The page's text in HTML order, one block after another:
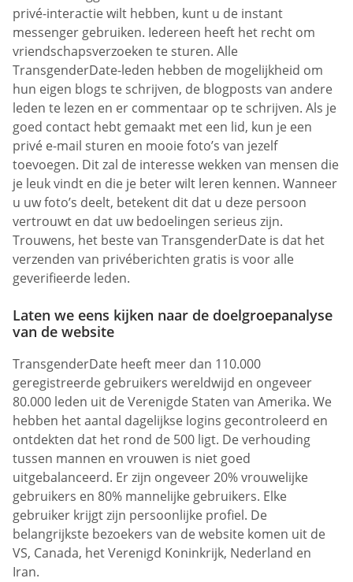
privé-interactie wilt hebben, kunt u de instant
messenger gebruiken. Iedereen heeft het recht om
vriendschapsverzoeken te sturen. Alle
TransgenderDate-leden hebben de mogelijkheid om
hun eigen blogs te schrijven, de blogposts van andere
leden te lezen en er commentaar op te schrijven. Als je
goed contact hebt gemaakt met een lid, kun je een
privé e-mail sturen en mooie foto’s van jezelf
toevoegen. Dit zal de interesse wekken van mensen die
je leuk vindt en die je beter wilt leren kennen. Wanneer
u uw foto’s deelt, betekent dit dat u deze persoon
vertrouwt en dat uw bedoelingen serieus zijn.
Trouwens, het beste van TransgenderDate is dat het
verzenden van privéberichten gratis is voor alle
geverifieerde leden.
Laten we eens kijken naar de doelgroepanalyse
van de website
TransgenderDate heeft meer dan 110.000
geregistreerde gebruikers wereldwijd en ongeveer
80.000 leden uit de Verenigde Staten van Amerika. We
hebben het aantal dagelijkse logins gecontroleerd en
ontdekten dat het rond de 500 ligt. De verhouding
tussen mannen en vrouwen is niet goed
uitgebalanceerd. Er zijn ongeveer 20% vrouwelijke
gebruikers en 80% mannelijke gebruikers. Elke
gebruiker krijgt zijn persoonlijke profiel. De
belangrijkste bezoekers van de website komen uit de
VS, Canada, het Verenigd Koninkrijk, Nederland en
Iran.